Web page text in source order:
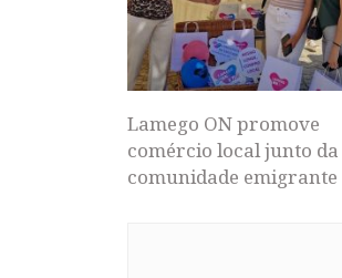
Lamego ON promove
comércio local junto da
comunidade emigrante